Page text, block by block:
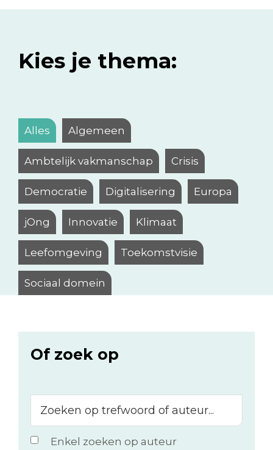
Kies je thema:
Alles Algemeen
Ambtelijk vakmanschap Crisis
Democratie Digitalisering Europa
jOng Innovatie Klimaat
Leefomgeving Toekomstvisie
Sociaal domein
Of zoek op
op
trefwoord
ofEnkel zoeken op auteur